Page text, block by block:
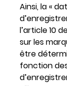
Ainsi, la «
l’article 10
sur les
être
fonction